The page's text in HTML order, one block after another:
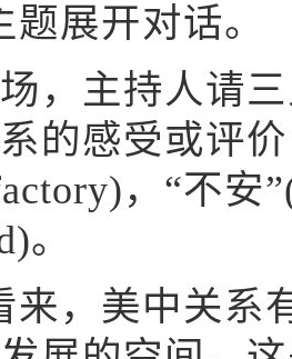
展开对话。
主持人请三
的感受或评
，“不安
。
，美中关系